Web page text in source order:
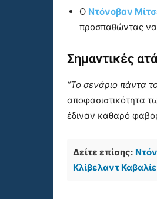
Ο Ντόνοβαν
προσπαθώντας να
Σημαντικές
“Το σενάριο πάντα
αποφασιστικότητα
έδιναν καθαρό
Δείτε επίσης:
Κλίβελαντ